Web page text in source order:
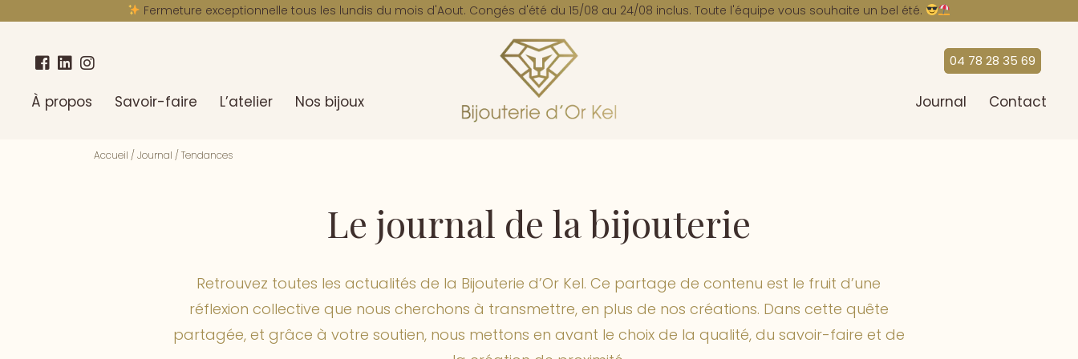
Fermeture exceptionnelle tous les lundis du mois d'Aout. Congés d'été du 15/08 au 24/08 inclus. Toute l'équipe vous souhaite un bel été.
À propos Savoir-faire L’atelier Nos bijoux
04 78 28 35 69
Journal Contact
Accueil / Journal / Tendances
Le journal de la bijouterie
Retrouvez toutes les actualités de la Bijouterie d’Or Kel. Ce partage de contenu est le fruit d’une
réflexion collective que nous cherchons à transmettre, en plus de nos créations. Dans cette quête
partagée, et grâce à votre soutien, nous mettons en avant le choix de la qualité, du savoir-faire et de